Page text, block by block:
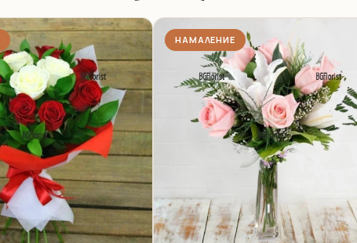
НАМАЛЕНИЕ